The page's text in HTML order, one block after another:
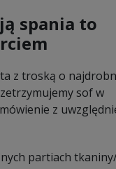
spania to
z troską o
sof w
z
partiach